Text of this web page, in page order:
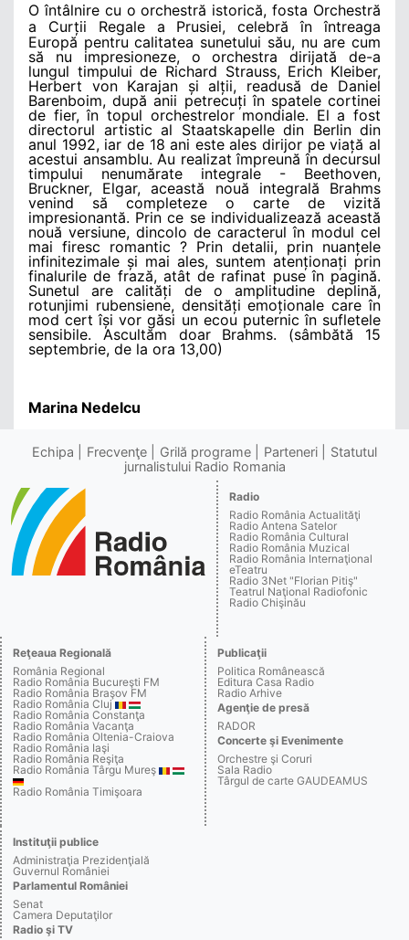
O întâlnire cu o orchestră istorică, fosta Orchestră
a Curții Regale a Prusiei,celebră în întreaga
Europă pentru calitatea sunetului său, nu are cum
să nu impresioneze, o orchestra dirijată de-a
lungul timpului de Richard Strauss, Erich Kleiber,
Herbert von Karajan și alții, readusă de Daniel
Barenboim, după anii petrecuți în spatele cortinei
de fier, în topul orchestrelor mondiale. El a fost
directorul artistic al Staatskapelle din Berlin din
anul 1992, iar de 18 ani este ales dirijor pe viață al
acestui ansamblu. Au realizat împreună în decursul
timpului nenumărate integrale - Beethoven,
Bruckner, Elgar, această nouă integrală Brahms
venind să completeze o carte de vizită
impresionantă. Prin ce se individualizează această
nouă versiune, dincolo de caracterul în modul cel
mai firesc romantic ? Prin detalii, prin nuanțele
infinitezimale și mai ales, suntem atenționați prin
finalurile de frază, atât de rafinat puse în pagină.
Sunetul are calități de o amplitudine deplină,
rotunjimi rubensiene, densități emoționale care în
mod cert își vor găsi un ecou puternic în sufletele
sensibile. Ascultăm doar Brahms. (sâmbătă 15
septembrie, de la ora 13,00)
Marina Nedelcu
Echipa Frecvenţe Grilă programe Parteneri
Statutul
jurnalistului Radio Romania
Radio
Radio România Actualităţi
Radio Antena Satelor
Radio România Cultural
Radio România Muzical
Radio România Internaţional
eTeatru
Radio 3Net "Florian Pitiş"
Teatrul Naţional Radiofonic
Radio Chişinău
Reţeaua Regională
România Regional
Radio România Bucureşti FM
Radio România Braşov FM
Radio România Cluj
Radio România Constanţa
Radio România Vacanţa
Radio România Oltenia-Craiova
Radio România Iaşi
Radio România Reşiţa
Radio România Târgu Mureş
Radio România Timişoara
Publicaţii
Politica Românească
Editura Casa Radio
Radio Arhive
Agenţie de presă
RADOR
Concerte şi Evenimente
Orchestre şi Coruri
Sala Radio
Târgul de carte GAUDEAMUS
Instituţii publice
Administraţia Prezidenţială
Guvernul României
Parlamentul României
Senat
Camera Deputaţilor
Radio şi TV